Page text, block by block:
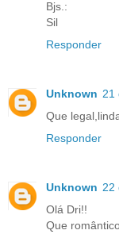
Bjs.:
Sil
Responder
Unknown 21
Que
Responder
Unknown 22
Olá Dri!!
Que